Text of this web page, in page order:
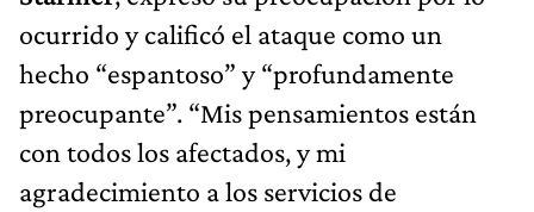
ocurrido y calificó el ataque como un
hecho “espantoso” y “profundamente
preocupante”. “Mis pensamientos están
con todos los afectados, y mi
agradecimiento a los servicios de